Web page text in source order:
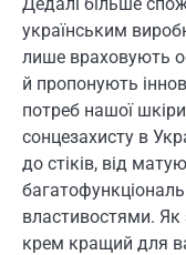
українським
лише враховують
й пропонують
потреб нашої
сонцезахисту в
до стіків, від
властивостями. Як
крем кращий для